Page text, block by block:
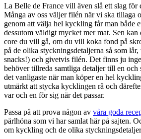
La Belle de France vill även slå ett slag för
Många av oss väljer filén när vi ska tillaga
genom att välja hel kyckling får man både
dessutom väldigt mycket mer mat. Sen
core du vill gå, om du vill koka fond på
på de olika styckningsdetaljerna så som
snacks!) och givetvis filén. Det finns ju
behöver tillreda samtliga detaljer till en
det vanligaste när man köper en hel
utmärkt att stycka kycklingen rå och
var och en för sig när det passar.
Passa på att prova någon av våra goda
pärlhöna som vi har samlat här på sajten.
om kyckling och de olika